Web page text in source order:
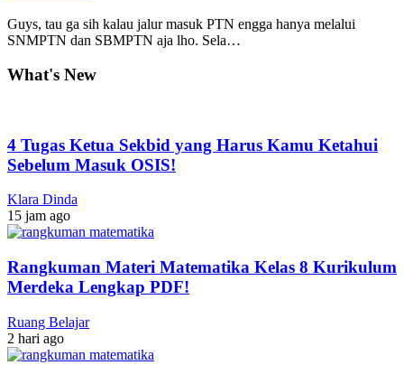
Guys, tau ga sih kalau jalur masuk PTN engga hanya melalui
SNMPTN dan SBMPTN aja lho. Sela…
What's New
4 Tugas Ketua Sekbid yang Harus Kamu Ketahui
Sebelum Masuk OSIS!
Klara Dinda
15 jam ago
Rangkuman Materi Matematika Kelas 8 Kurikulum
Merdeka Lengkap PDF!
Ruang Belajar
2 hari ago